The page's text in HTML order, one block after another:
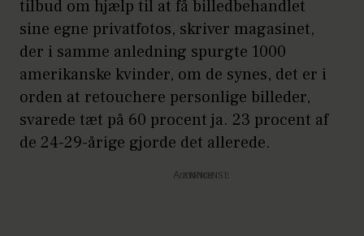
tilbud om hjælp til at få billedbehandlet
sine egne privatfotos, skriver magasinet,
der i samme anledning spurgte 1000
amerikanske kvinder, om de synes, det er i
orden at retouchere personlige billeder,
svarede tæt på 60 procent ja. 23 procent af
de 24-29-årige gjorde det allerede.
Annonce